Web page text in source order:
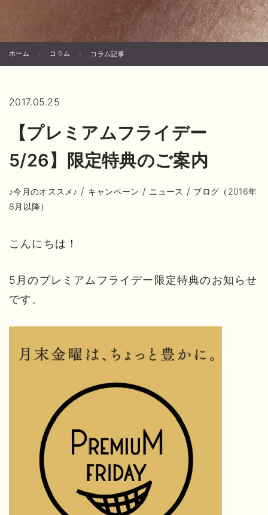
ホーム コラム コラム記事
2017.05.25
【プレミアムフライデー
5/26】限定特典のご案内
♪今月のオススメ♪ / キャンペーン / ニュース / ブログ（2016年
8月以降）
こんにちは！
5月のプレミアムフライデー限定特典のお知らせ
です。